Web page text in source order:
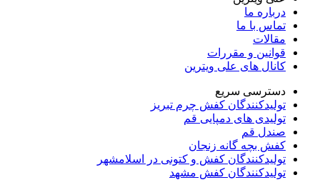
درباره ما
تماس با ما
مقالات
قوانین و مقررات
کانال های علی ویترین
دسترسی سریع
تولیدکنندگان کفش چرم تبریز
تولیدی های دمپایی قم
صندل قم
کفش بچه گانه زنجان
تولیدکنندگان کفش و کتونی در اسلامشهر
تولیدکنندگان کفش مشهد